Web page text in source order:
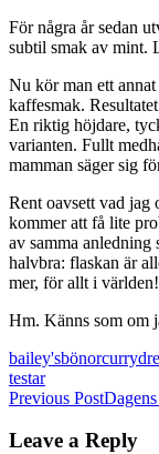
För några år sedan
subtil smak av mint.
Nu kör man ett
kaffesmak.
En riktig höjdare,
varianten. Fullt
mamman säger sig
Rent oavsett vad
kommer att få lite
av samma
halvbra: flaskan är
mer, för allt i världen!
Hm. Känns som om
bailey'sbönor
testar
Post
navigation
Previous Post
Leave a Reply